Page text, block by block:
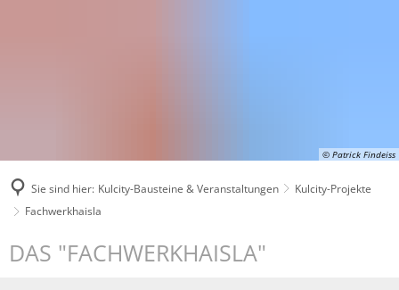
© Patrick Findeiss
Sie sind hier: Kulcity-Bausteine & Veranstaltungen
Kulcity-Projekte
Fachwerkhaisla
Fachwerkhaisla
DAS "FACHWERKHAISLA"